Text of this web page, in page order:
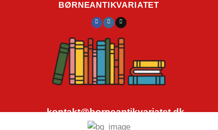
BØRNEANTIKVARIATET
kontakt@borneantikvariatet.dk